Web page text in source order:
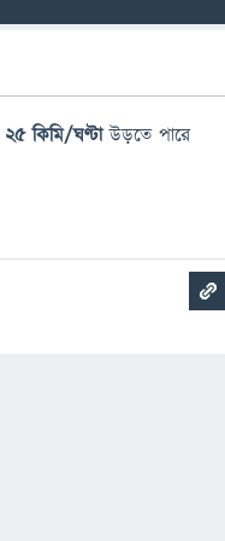
২৫ কিমি/ঘণ্টাউড়তে পারে